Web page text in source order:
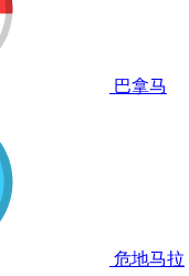
巴拿马
危地马拉